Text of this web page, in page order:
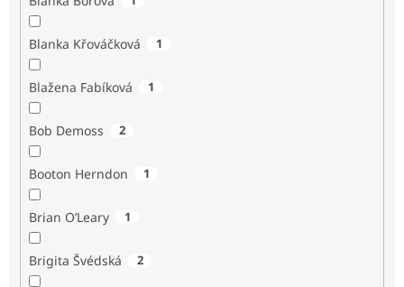
Blanka Křováčková 1
Blažena Fabíková 1
Bob Demoss 2
Booton Herndon 1
Brian O’Leary 1
Brigita Švédská 2